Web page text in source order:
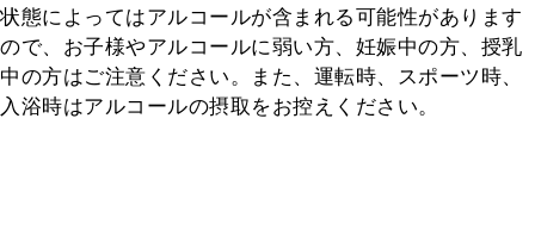
状態によってはアルコールが含まれる可能性があります
ので、お子様やアルコールに弱い方、妊娠中の方、授乳
中の方はご注意ください。また、運転時、スポーツ時、
入浴時はアルコールの摂取をお控えください。